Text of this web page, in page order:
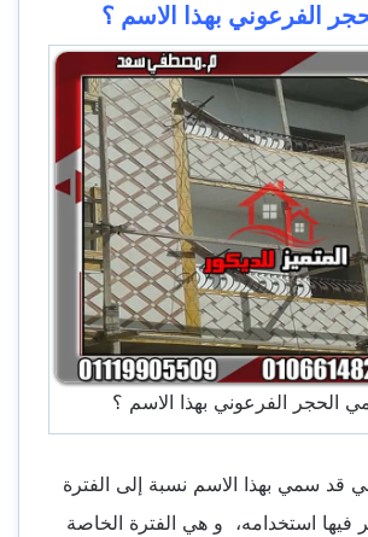
الفرعوني بهذا الاسم ؟
الحجر الفرعوني بهذا الاسم ؟
قد سمي بهذا الاسم نسبة إلى الفترة
فيها استخدامه، و هي الفترة الخاصة